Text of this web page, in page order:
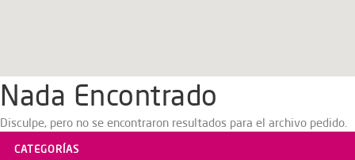
Nada Encontrado
Disculpe, pero no se encontraron resultados para el archivo pedido.
CATEGORÍAS